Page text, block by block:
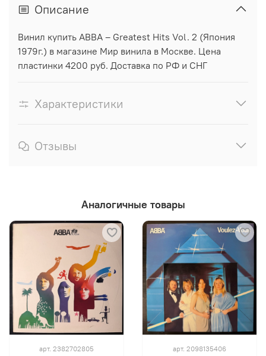
Описание
Винил купить ABBA ‎– Greatest Hits Vol. 2 (Япония
1979г.) в магазине Мир винила в Москве. Цена
пластинки 4200 руб. Доставка по РФ и СНГ
Характеристики
Отзывы
Аналогичные товары
арт. 2382702805 арт. 2098135406